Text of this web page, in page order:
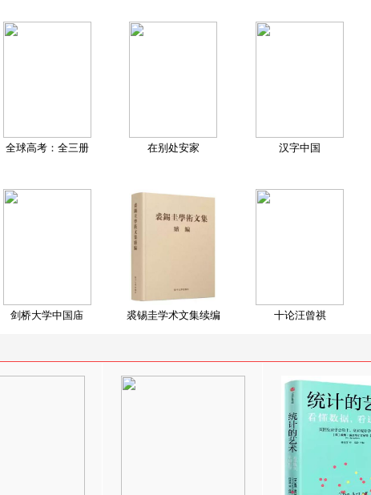
全球高考：全三册 在别处安家 汉字中国
剑桥大学中国庙 裘锡圭学术文集续编 十论汪曾祺